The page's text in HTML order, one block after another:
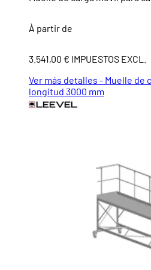
À partir de
3.541,00 € IMPUESTOS EXCL.
Ver más detalles - Muelle de
longitud 3000 mm